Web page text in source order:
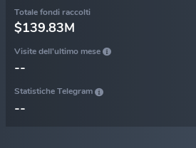
Totale fondi raccolti
$139.83M
Visite dell'ultimo mese
--
Statistiche Telegram
--